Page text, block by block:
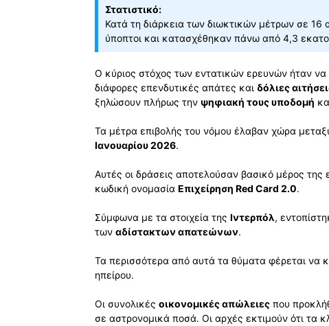
Στατιστικό:
Κατά τη διάρκεια των διωκτικών μέτρων σε
ύποπτοι και κατασχέθηκαν πάνω από 4,3
Ο κύριος στόχος των εντατικών ερευνών ήταν να
διάφορες επενδυτικές απάτες και δόλιες
ξηλώσουν πλήρως την ψηφιακή τους υποδομή
Τα μέτρα επιβολής του νόμου έλαβαν χώρα
Ιανουαρίου 2026.
Αυτές οι δράσεις αποτελούσαν βασικό μέρος της
κωδική ονομασία Επιχείρηση Red Card 2.0.
Σύμφωνα με τα στοιχεία της Ιντερπόλ,
των αδίστακτων απατεώνων.
Τα περισσότερα από αυτά τα θύματα φέρεται να
ηπείρου.
Οι συνολικές οικονομικές απώλειες που
σε αστρονομικά ποσά. Οι αρχές εκτιμούν ότι τα